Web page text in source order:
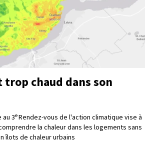
chaud dans son
3eRendez-vous de l'action climatique vise à
la chaleur dans les logements sans
îlots de chaleur urbains